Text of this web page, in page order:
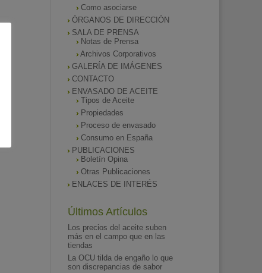
Como asociarse
ÓRGANOS DE DIRECCIÓN
SALA DE PRENSA
Notas de Prensa
Archivos Corporativos
GALERÍA DE IMÁGENES
CONTACTO
ENVASADO DE ACEITE
Tipos de Aceite
Propiedades
Proceso de envasado
Consumo en España
PUBLICACIONES
Boletín Opina
Otras Publicaciones
ENLACES DE INTERÉS
Últimos Artículos
Los precios del aceite suben
más en el campo que en las
tiendas
La OCU tilda de engaño lo que
son discrepancias de sabor